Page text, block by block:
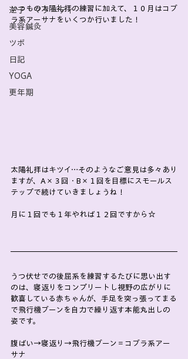
逆子・マタニティ
美容鍼灸
ツボ
日記
YOGA
更年期
いつもの太陽礼拝の練習に加えて、１０月はコブ
ラ系アーサナをいくつか行いました！
太陽礼拝はキツイ…そのようなご意見は多々あり
ますが、A×３回・B×１回を目標にスモールス
テップで続けていきましょうね！
月に１回でも１年やれば１２回ですから☆
うつ伏せでの後屈系を練習するたびに思い出す
のは、寝返りをコンプリートし視野の広がりに
歓喜している赤ちゃんが、手足を突っ張ってまる
で飛行機ブーンを自力で繰り返す本能丸出しの
姿です。
腹ばい→寝返り→飛行機ブーン＝コブラ系アー
サナ